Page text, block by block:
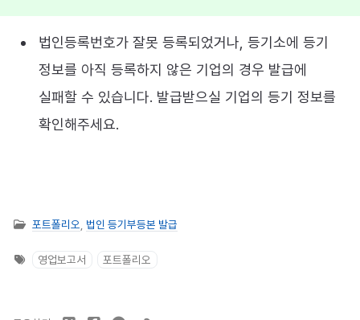
법인등록번호가 잘못 등록되었거나, 등기소에 등기
정보를 아직 등록하지 않은 기업의 경우 발급에
실패할 수 있습니다. 발급받으실 기업의 등기 정보를
확인해주세요.
포트폴리오 법인 등기부등본 발급
영업보고서 포트폴리오